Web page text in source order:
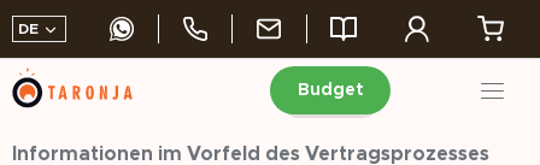
to
DE
Budget
Informationen im Vorfeld des Vertragsprozesses